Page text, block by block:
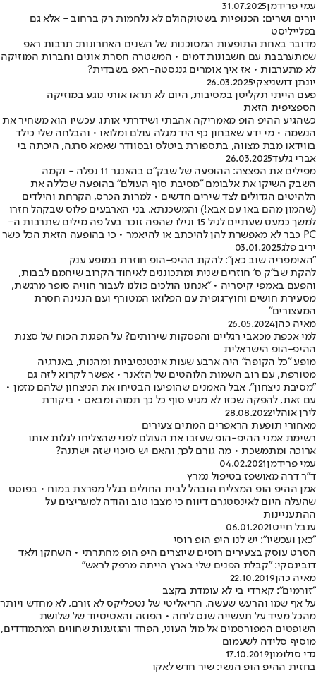
עמי פרידמן31.07.2025
יורים ושרים: הכנופיות בשטוקהולם לא נלחמות רק ברחוב - אלא גם
בפלייליסט
מדובר באחת התופעות המסוכנות של השנים האחרונות: תרבות ראפ
שמתערבבת עם חשבונות דמים • המשטרה חסרת אונים וחברות המוזיקה
לא מתערבות • אז איך אומרים גנגסטה-ראפ בשבדית?
יונתן דושניצקי26.03.2025
פעם הייתי תקליטן במסיבות, היום לא תראו אותי נוגע במוזיקה
הספציפית הזאת
כשהגיע ההיפ הופ מאמריקה אהבתי ושידרתי אותו, עכשיו הוא משחיר את
הנשמה • מי ידע שאבחון כף היד מגלה עולם ומלואו • והבלחה שלי כילד
בווידאו מבת מצווה, בתספורת ביטלס ובסוודר שאמא סרגה, היכתה בי
אברי גלעד26.03.2025
מפילים את הפצצה: ההופעה של שבק"ס בהאנגר 11 נפלה - וקמה
השבק השיקו את אלבומם "מסיבת סוף העולם" בהופעה שכללה את
הלהיטים הגדולים לצד שירים חדשים • למרות הכרס, הקרחת והילדים
(שהמון מהם באו עם אבא!) והמשכנתא, בני הארבעים פלוס שבקהל חזרו
למשך כמעט שעתיים לגיל 15 וגילו שהפה זוכר בעל פה מילים שתרבות ה-
PC כבר לא מאפשרת להן להיכתב או להיאמר • כי בהופעה הזאת הכל כשר
יריב פלג03.01.2025
"האימפריה שוב כאן": להקת ההיפ-הופ חוזרת במופע ענק
להקת שב"ק ס' חוזרים שנית ומתכוננים לאיחוד הקרוב שיחמם לבבות,
והפעם באמפי קיסריה • "אנחנו הולכים כולנו לעבור חוויה סופר מרגשת,
מסעירת חושים וחוץ־גופית עם הפלואו המטורף ועם הנגינה חסרת
המעצורים"
מאיה כהן26.05.2024
למי אכפת מכאבי רגליים והפסקות שירותים? על הפגנת הכוח של סצנת
ההיפ-הופ הישראלית
מופע "כל הקופה" היה ארבע שעות אינטנסיביות ומהנות, באנרגיה
מטורפת, עם רוב השמות הלוהטים של הז'אנר • אפשר לקרוא לזה גם
"מסיבת ניצחון", אבל האמנים שהופיעו הבטיחו את הניצחון שלהם מזמן •
עם זאת, להפקה שכזו לא מגיע סוף כל כך תמוה ומבאס • ביקורת
לירן אוהלי28.08.2022
מאחורי תופעת הראפרים המתים צעירים
רשימת אמני ההיפ-הופ שעזבו את העולם לפני שהצליחו לגלות אותו
ארוכה ומתמשכת • מה גורם לכך, והאם יש סיכוי שזה ישתנה?
עמי פרידמן04.02.2021
ד"ר דרה מאושפז בטיפול נמרץ
אמן ההיפ הופ המצליח הובהל לבית החולים בגלל מפרצת במוח • בפוסט
שהעלה היום לאינסטגרם דיווח כי מצבו טוב והודה למעריצים על
ההתעניינות
ענבל חייט06.01.2021
"כאן ועכשיו": יש לנו היפ הופ רוסי
הסרט עוסק בצעירים רוסים שיוצרים היפ הופ מחתרתי • השחקן ולאד
דובינסקי: "קבלת הפנים שלי בארץ הייתה מרפק לראש"
מאיה כהן22.10.2019
"זורמים": קארדי בי לא עומדת בקצב
על אף שמו והרעש שעשה, הריאליטי של נטפליקס לא זורם, לא מחדש ויותר
מהכל מעיד על תעשייה שנס ליחה • הפוזה והאטיטיוד של שלושת
השופטים המפורסמים אל מול העוני, הפחד והגזענות שחווים המתמודדים,
מוסיף סלידה לשעמום
גדי סולומון17.10.2019
בחזית ההיפ הופ הנשי: שיר חדש לאקו